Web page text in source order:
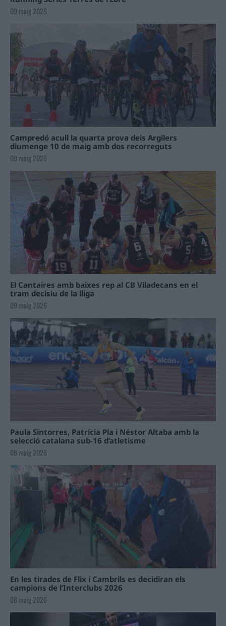
09 maig 2026
Campredó acull la quarta prova dels Argilers
diumenge 10 de maig amb dos recorreguts
09 maig 2026
El Cantaires amb baixes rep al CB Viladecans en el
tram decisiu de la lliga
09 maig 2026
Paula Sintorres, Patrícia Pla i Néstor Altaba amb la
selecció catalana sub-16 d’atletisme
08 maig 2026
En les tirades de Flix i Cambrils es decidiran els
campions de l’Interclubs 2026
08 maig 2026